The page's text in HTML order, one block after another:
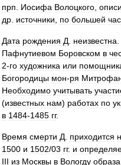
прп
Иосифа Волоцкого описи
др источники по большей
Дата рождения Д неизвестна
Пафнутиевом Боровском в
2-го художника или
Богородицы мон-ря
Необходимо учитывать
(известных нам) работах по
в 1484-1485 гг.
Время смерти Д приходится
1500 и 1502/03 гг. и
III из Москвы в Вологду образа